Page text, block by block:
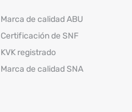
Marca de calidad ABU
Certificación de SNF
KVK registrado
Marca de calidad SNA